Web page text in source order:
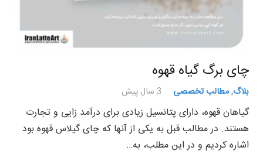
چای برگ گیاه قهوه
بلاگ,مطالب تخصصی 3 سال پیش
گیاهان قهوه، دارای پتانسیل زیادی برای درآمد زایی و تجارت
هستند. در مطالب قبل به یکی از آنها که چای گیلاس قهوه بود
اشاره کردیم و در این مطلب، به…